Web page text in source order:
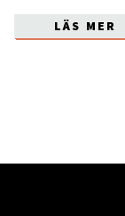
LÄS MER